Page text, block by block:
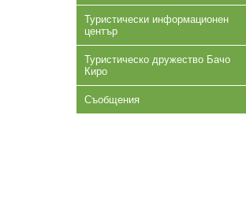
Туристически информационен
център
Туристическо дружество Бачо
Киро
Съобщения